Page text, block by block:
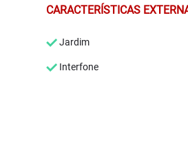
CARACTERÍSTICAS
Jardim
Interfone